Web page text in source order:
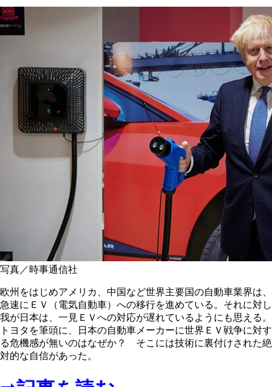
写真／時事通信社
欧州をはじめアメリカ、中国など世界主要国の自動車業界は、
急速にＥＶ（電気自動車）への移行を進めている。それに対し
我が日本は、一見ＥＶへの対応が遅れているようにも思える。
トヨタを筆頭に、日本の自動車メーカーに世界ＥＶ戦争に対す
る危機感が無いのはなぜか？ そこには技術に裏付けされた絶
対的な自信があった。